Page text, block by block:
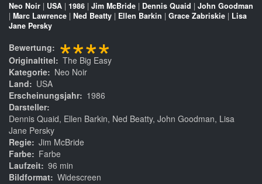
Neo Noir | USA | 1986 | Jim McBride | Dennis Quaid | John Goodman
| Marc Lawrence | Ned Beatty | Ellen Barkin | Grace Zabriskie | Lisa
Jane Persky
Bewertung ****
Originaltitel
The Big Easy
Kategorie
Neo Noir
Land
USA
Erscheinungsjahr
1986
Darsteller
Dennis Quaid, Ellen Barkin, Ned Beatty, John Goodman, Lisa
Jane Persky
Regie Jim McBride
Farbe
Farbe
Laufzeit 96 min
Bildformat Widescreen